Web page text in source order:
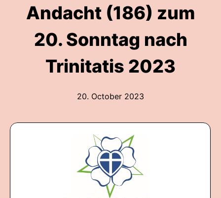
Andacht (186) zum
20. Sonntag nach
Trinitatis 2023
20. October 2023